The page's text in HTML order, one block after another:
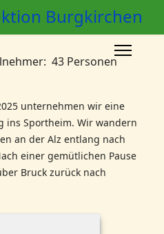
43 Personen
unternehmen wir eine
ins Sportheim. Wir wandern
an der Alz entlang nach
einer gemütlichen Pause
Bruck zurück nach